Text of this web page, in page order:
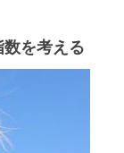
を考える